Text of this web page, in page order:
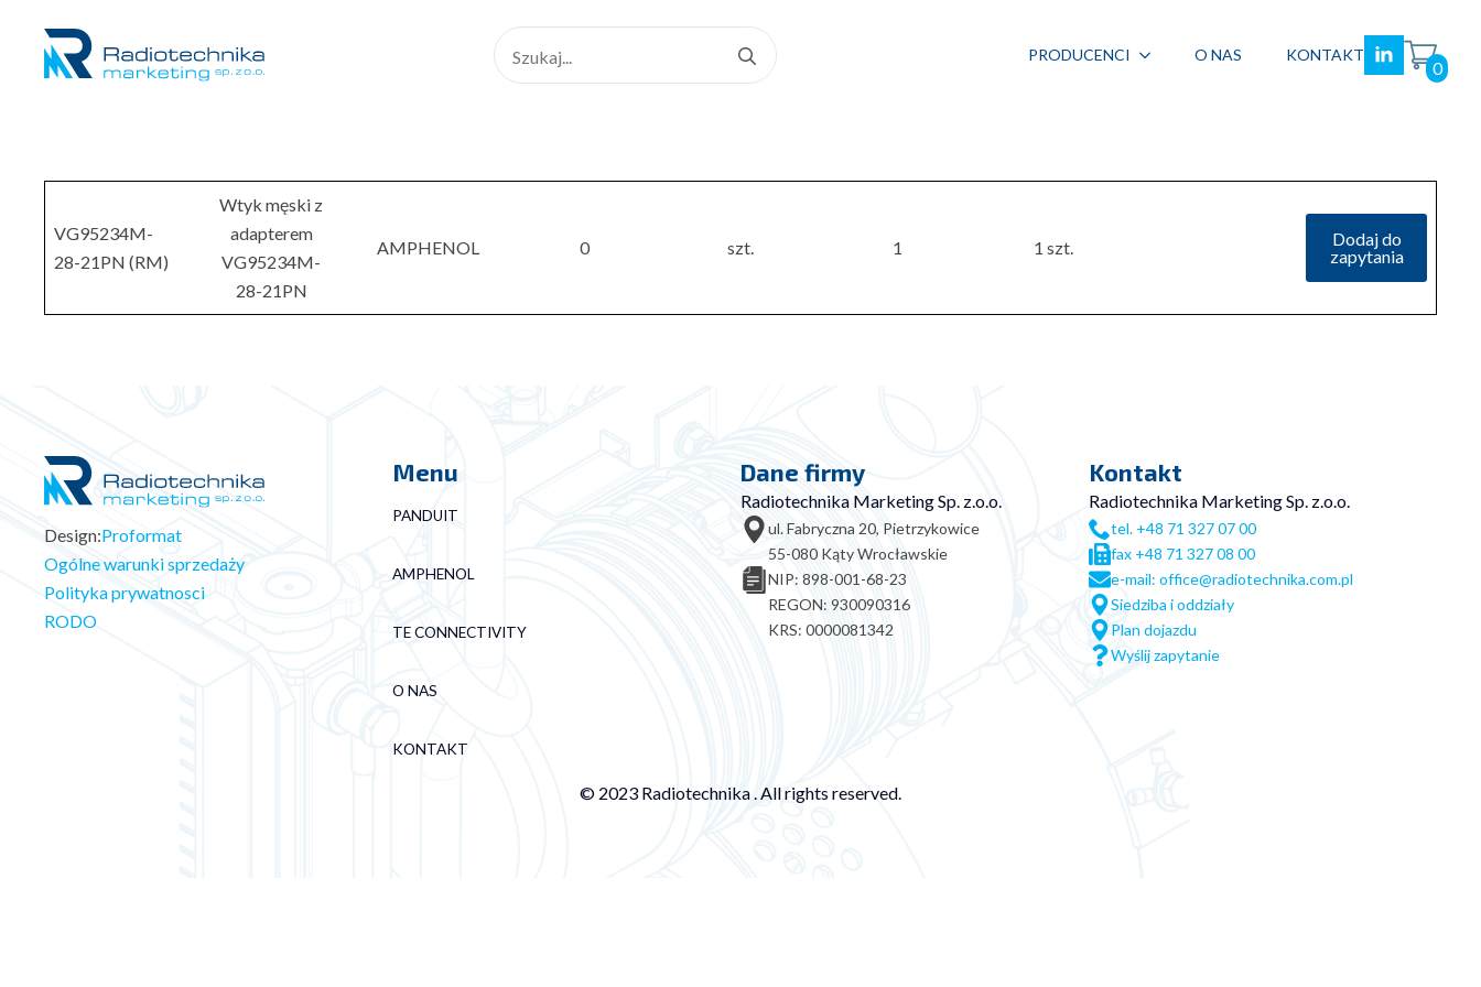
for:
PRODUCENCI O NAS KONTAKT
0
VG95234M-
28-21PN (RM)
Wtyk męski z
adapterem
VG95234M-
28-21PN
AMPHENOL 0 szt. 1 1 szt.
Dodaj do
zapytania
Design:Proformat
Ogólne warunki sprzedaży
Polityka prywatnosci
RODO
Menu
PANDUIT
AMPHENOL
TE CONNECTIVITY
O NAS
KONTAKT
Dane firmy
Radiotechnika Marketing Sp. z.o.o.
ul. Fabryczna 20, Pietrzykowice
55-080 Kąty Wrocławskie
NIP: 898-001-68-23
REGON: 930090316
KRS: 0000081342
Kontakt
Radiotechnika Marketing Sp. z.o.o.
tel. +48 71 327 07 00
fax +48 71 327 08 00
e-mail: office@radiotechnika.com.pl
Siedziba i oddziały
Plan dojazdu
Wyślij zapytanie
© 2023 Radiotechnika . All rights reserved.